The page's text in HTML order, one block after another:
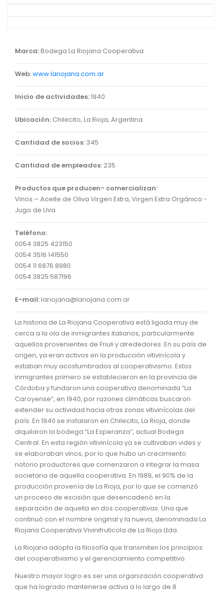
Marca:Bodega La Riojana Cooperativa
Web:www.lariojana.com.ar
Inicio de actividades:1940
Ubicación: Chilecito, La Rioja, Argentina
Cantidad de socios: 345
Cantidad de empleados:235
Productos que producen- comercializan:
Vinos – Aceite de Oliva Virgen Extra, Virgen Extra Orgánico -
Jugo de Uva
Teléfono:
0054 3825 423150
0054 3516 141550
0054 11 6876 8980
0054 3825 587196
E-mail:lariojana@lariojana.com.ar
La historia de La Riojana Cooperativa está ligada muy de
cerca a la ola de inmigrantes italianos, particularmente
aquellos provenientes de Friuli y alrededores. En su país de
origen, ya eran activos en la producción vitivinícola y
estaban muy acostumbrados al cooperativismo. Estos
inmigrantes primero se establecieron en la provincia de
Córdoba y fundaron una cooperativa denominada “La
Caroyense”, en 1940, por razones climáticas buscaron
extender su actividad hacia otras zonas vitivinícolas del
país. En 1940 se instalaron en Chilecito, La Rioja, donde
alquilaron la bodega “La Esperanza”, actual Bodega
Central. En esta región vitivinícola ya se cultivaban vides y
se elaboraban vinos, por lo que hubo un crecimiento
notorio productores que comenzaron a integrar la masa
societaria de aquella cooperativa. En 1989, el 90% de la
producción provenía de La Rioja, por lo que se comenzó
un proceso de escisión que desencadenó en la
separación de aquella en dos cooperativas. Una que
continuó con el nombre original y la nueva, denominada La
Riojana Cooperativa Vivinifruticola de La Rioja Ltda.
La Riojana adopta la filosofía que transmiten los principios
del cooperativismo y el gerenciamiento competitivo.
Nuestro mayor logro es ser una organización cooperativa
que ha logrado mantenerse activa a lo largo de 8